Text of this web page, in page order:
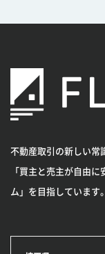
不動産取引の新しい常
「買主と売主が自由
ム」を目指しています。